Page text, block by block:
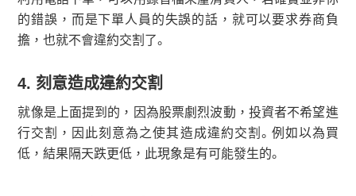
的錯誤，而是下單人員的失誤的話，就可以要求券商負
擔，也就不會違約交割了。
4. 刻意造成違約交割
就像是上面提到的，因為股票劇烈波動，投資者不希望進
行交割，因此刻意為之使其造成違約交割。例如以為買
低，結果隔天跌更低，此現象是有可能發生的。